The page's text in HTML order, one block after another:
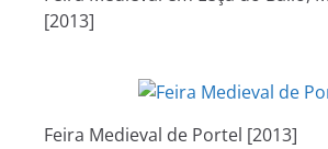
[2013]
Feira Medieval de Portel [2013]